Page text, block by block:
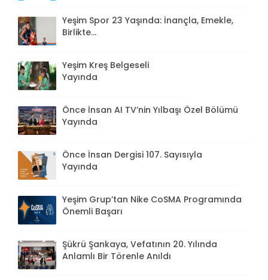
Yeşim Spor 23 Yaşında: İnançla, Emekle,
Birlikte...
Yeşim Kreş Belgeseli
Yayında
Önce İnsan AI TV’nin Yılbaşı Özel Bölümü
Yayında
Önce İnsan Dergisi 107. Sayısıyla
Yayında
Yeşim Grup’tan Nike CoSMA Programında
Önemli Başarı
Şükrü Şankaya, Vefatının 20. Yılında
Anlamlı Bir Törenle Anıldı